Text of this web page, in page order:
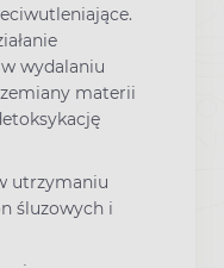
wydalaniu
materii
utrzymaniu
śluzowych i